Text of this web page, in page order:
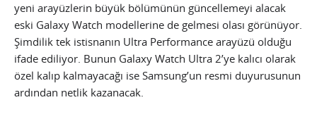
yeni arayüzlerin büyük bölümünün güncellemeyi alacak
eski Galaxy Watch modellerine de gelmesi olası görünüyor.
Şimdilik tek istisnanın Ultra Performance arayüzü olduğu
ifade ediliyor. Bunun Galaxy Watch Ultra 2’ye kalıcı olarak
özel kalıp kalmayacağı ise Samsung’un resmi duyurusunun
ardından netlik kazanacak.